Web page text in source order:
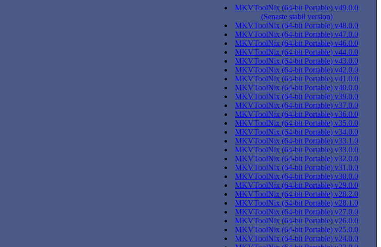
MKVToolNix (64-bit Portable) v49.0.0
(Senaste stabil version)
MKVToolNix (64-bit Portable) v48.0.0
MKVToolNix (64-bit Portable) v47.0.0
MKVToolNix (64-bit Portable) v46.0.0
MKVToolNix (64-bit Portable) v44.0.0
MKVToolNix (64-bit Portable) v43.0.0
MKVToolNix (64-bit Portable) v42.0.0
MKVToolNix (64-bit Portable) v41.0.0
MKVToolNix (64-bit Portable) v40.0.0
MKVToolNix (64-bit Portable) v39.0.0
MKVToolNix (64-bit Portable) v37.0.0
MKVToolNix (64-bit Portable) v36.0.0
MKVToolNix (64-bit Portable) v35.0.0
MKVToolNix (64-bit Portable) v34.0.0
MKVToolNix (64-bit Portable) v33.1.0
MKVToolNix (64-bit Portable) v33.0.0
MKVToolNix (64-bit Portable) v32.0.0
MKVToolNix (64-bit Portable) v31.0.0
MKVToolNix (64-bit Portable) v30.0.0
MKVToolNix (64-bit Portable) v29.0.0
MKVToolNix (64-bit Portable) v28.2.0
MKVToolNix (64-bit Portable) v28.1.0
MKVToolNix (64-bit Portable) v27.0.0
MKVToolNix (64-bit Portable) v26.0.0
MKVToolNix (64-bit Portable) v25.0.0
MKVToolNix (64-bit Portable) v24.0.0